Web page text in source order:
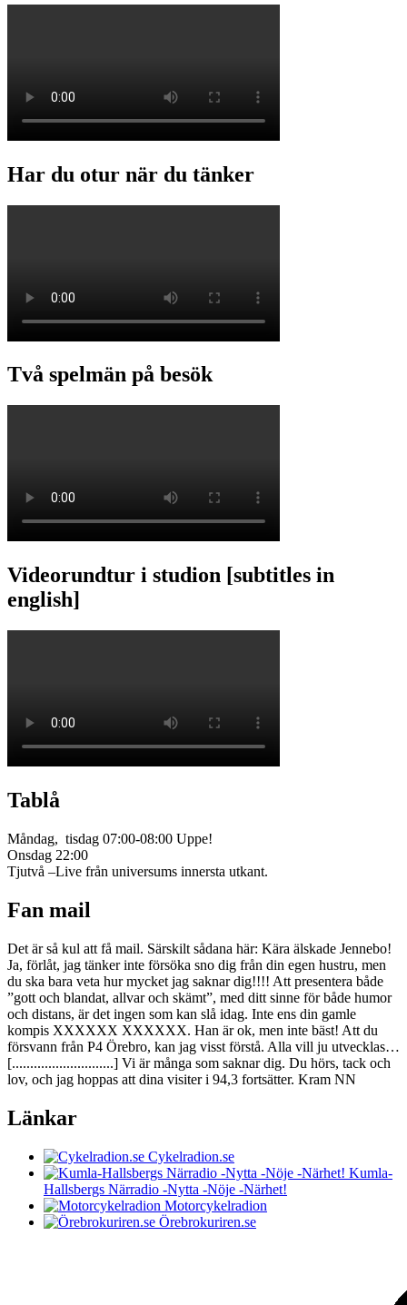
Har du otur när du tänker
Två spelmän på besök
Videorundtur i studion [subtitles in
english]
Tablå
Måndag, tisdag 07:00-08:00 Uppe!
Onsdag 22:00
Tjutvå –Live från universums innersta utkant.
Fan mail
Det är så kul att få mail. Särskilt sådana här: Kära älskade Jennebo!
Ja, förlåt, jag tänker inte försöka sno dig från din egen hustru, men
du ska bara veta hur mycket jag saknar dig!!!! Att presentera både
”gott och blandat, allvar och skämt”, med ditt sinne för både humor
och distans, är det ingen som kan slå idag. Inte ens din gamle
kompis XXXXXX XXXXXX. Han är ok, men inte bäst! Att du
försvann från P4 Örebro, kan jag visst förstå. Alla vill ju utvecklas…
[............................] Vi är många som saknar dig. Du hörs, tack och
lov, och jag hoppas att dina visiter i 94,3 fortsätter. Kram NN
Länkar
Cykelradion.se
Kumla-
Hallsbergs Närradio -Nytta -Nöje -Närhet!
Motorcykelradion
Örebrokuriren.se